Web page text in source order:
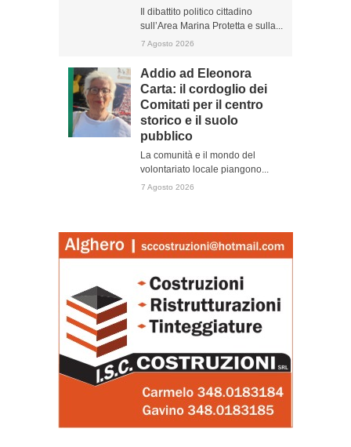
Il dibattito politico cittadino
sull’Area Marina Protetta e sulla...
7 Agosto 2026
Addio ad Eleonora
Carta: il cordoglio dei
Comitati per il centro
storico e il suolo
pubblico
La comunità e il mondo del
volontariato locale piangono...
7 Agosto 2026